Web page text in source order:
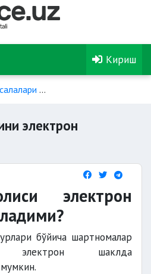
Кириш
электрон
электрон
бўйича шартномалар
шаклда